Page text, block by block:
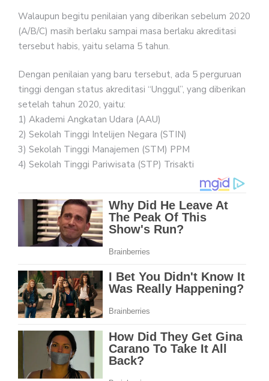
Walaupun begitu penilaian yang diberikan sebelum 2020
(A/B/C) masih berlaku sampai masa berlaku akreditasi
tersebut habis, yaitu selama 5 tahun.
Dengan penilaian yang baru tersebut, ada 5 perguruan
tinggi dengan status akreditasi “Unggul”, yang diberikan
setelah tahun 2020, yaitu:
1) Akademi Angkatan Udara (AAU)
2) Sekolah Tinggi Intelijen Negara (STIN)
3) Sekolah Tinggi Manajemen (STM) PPM
4) Sekolah Tinggi Pariwisata (STP) Trisakti